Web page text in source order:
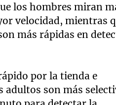
los hombres miran
velocidad, mientras
más rápidas en
por la tienda e
son más